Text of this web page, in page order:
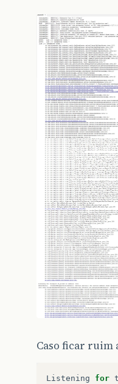
Caso ficar ruim
Listening for